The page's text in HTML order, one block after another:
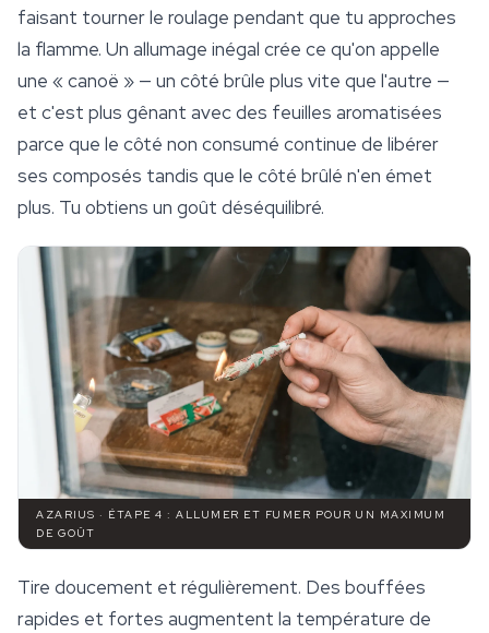
faisant tourner le roulage pendant que tu approches
la flamme. Un allumage inégal crée ce qu'on appelle
une « canoë » — un côté brûle plus vite que l'autre —
et c'est plus gênant avec des feuilles aromatisées
parce que le côté non consumé continue de libérer
ses composés tandis que le côté brûlé n'en émet
plus. Tu obtiens un goût déséquilibré.
AZARIUS · ÉTAPE 4 : ALLUMER ET FUMER POUR UN MAXIMUM
DE GOÛT
Tire doucement et régulièrement. Des bouffées
rapides et fortes augmentent la température de